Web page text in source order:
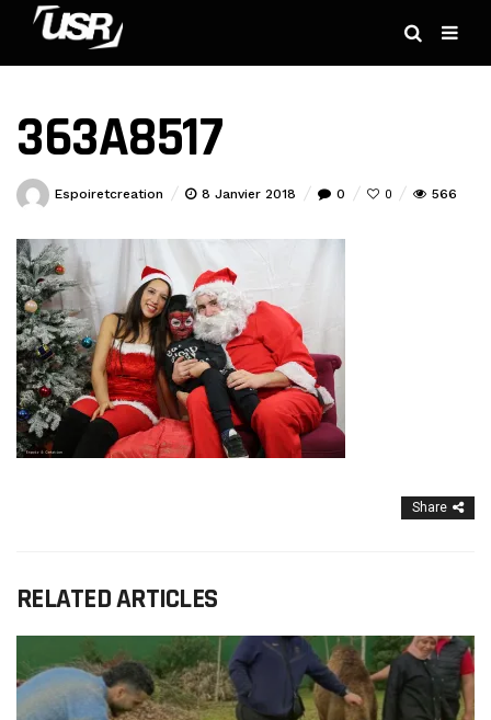
363A8517
Espoiretcreation 8 Janvier 2018 0 0 566
Share
RELATED ARTICLES